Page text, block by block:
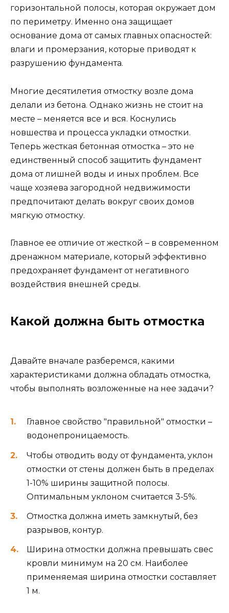
горизонтальной полосы, которая окружает дом
по периметру. Именно она защищает
основание дома от самых главных опасностей:
влаги и промерзания, которые приводят к
разрушению фундамента.
Многие десятилетия отмостку возле дома
делали из бетона. Однако жизнь не стоит на
месте – меняется все и вся. Коснулись
новшества и процесса укладки отмостки.
Теперь жесткая бетонная отмостка – это не
единственный способ защитить фундамент
дома от лишней воды и иных проблем. Все
чаще хозяева загородной недвижимости
предпочитают делать вокруг своих домов
мягкую отмостку.
Главное ее отличие от жесткой – в современном
дренажном материале, который эффективно
предохраняет фундамент от негативного
воздействия внешней среды.
Какой должна быть отмостка
Давайте вначале разберемся, какими
характеристиками должна обладать отмостка,
чтобы выполнять возложенные на нее задачи?
Главное свойство "правильной" отмостки –
водонепроницаемость.
Чтобы отводить воду от фундамента, уклон
отмостки от стены должен быть в пределах
1-10% ширины защитной полосы.
Оптимальным уклоном считается 3-5%.
Отмостка должна иметь замкнутый, без
разрывов, контур.
Ширина отмостки должна превышать свес
кровли минимум на 20 см. Наиболее
применяемая ширина отмостки составляет
1 м.